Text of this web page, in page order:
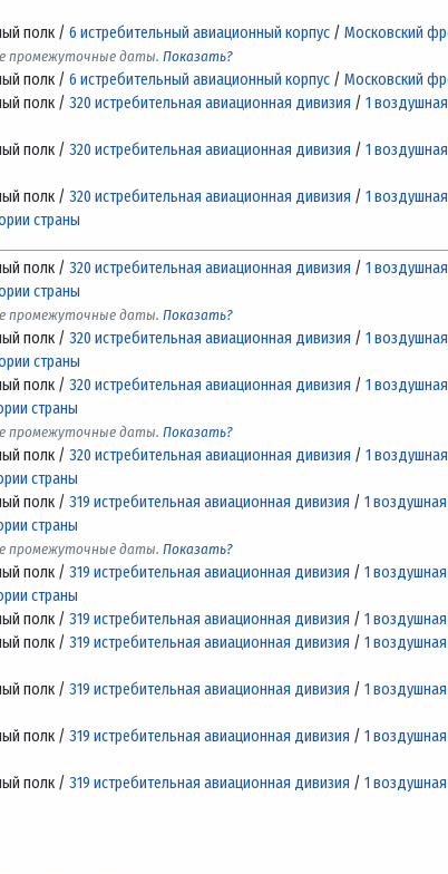
полк /6 истребительный авиационный корпус /Московский
промежуточные даты.Показать?
полк /6 истребительный авиационный корпус /Московский
полк /320 истребительная авиационная дивизия /1
полк /320 истребительная авиационная дивизия /1
полк /320 истребительная авиационная дивизия /1
страны
полк /320 истребительная авиационная дивизия /1
страны
промежуточные даты.Показать?
полк /320 истребительная авиационная дивизия /1
страны
полк /320 истребительная авиационная дивизия /1
страны
промежуточные даты.Показать?
полк /320 истребительная авиационная дивизия /1
страны
полк /319 истребительная авиационная дивизия /1
страны
промежуточные даты.Показать?
полк /319 истребительная авиационная дивизия /1
страны
полк /319 истребительная авиационная дивизия /1
полк /319 истребительная авиационная дивизия /1
полк /319 истребительная авиационная дивизия /1
полк /319 истребительная авиационная дивизия /1
полк /319 истребительная авиационная дивизия /1